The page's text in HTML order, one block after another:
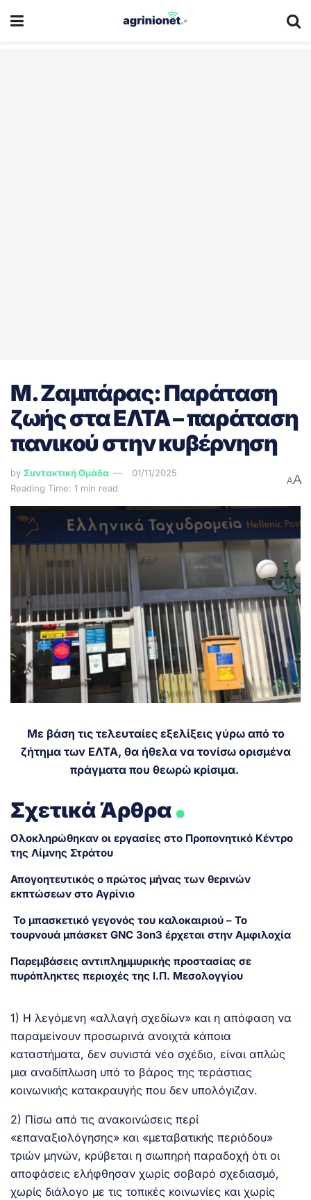
Μ. Ζαμπάρας: Παράταση
ζωής στα ΕΛΤΑ – παράταση
πανικού στην κυβέρνηση
by Συντακτική Ομάδα
01/11/2025
Reading Time: 1 min read
AA
Με βάση τις τελευταίες εξελίξεις γύρω από το
ζήτημα των ΕΛΤΑ, θα ήθελα να τονίσω ορισμένα
πράγματα που θεωρώ κρίσιμα.
Σχετικά Άρθρα.
Ολοκληρώθηκαν οι εργασίες στο Προπονητικό Κέντρο
της Λίμνης Στράτου
Απογοητευτικός ο πρώτος μήνας των θερινών
εκπτώσεων στο Αγρίνιο
Το μπασκετικό γεγονός του καλοκαιριού – Το
τουρνουά μπάσκετ GNC 3on3 έρχεται στην Αμφιλοχία
Παρεμβάσεις αντιπλημμυρικής προστασίας σε
πυρόπληκτες περιοχές της Ι.Π. Μεσολογγίου
1) Η λεγόμενη «αλλαγή σχεδίων» και η απόφαση να
παραμείνουν προσωρινά ανοιχτά κάποια
καταστήματα, δεν συνιστά νέο σχέδιο, είναι απλώς
μια αναδίπλωση υπό το βάρος της τεράστιας
κοινωνικής κατακραυγής που δεν υπολόγιζαν.
2) Πίσω από τις ανακοινώσεις περί
«επαναξιολόγησης» και «μεταβατικής περιόδου»
τριών μηνών, κρύβεται η σιωπηρή παραδοχή ότι οι
αποφάσεις ελήφθησαν χωρίς σοβαρό σχεδιασμό,
χωρίς διάλογο με τις τοπικές κοινωνίες και χωρίς